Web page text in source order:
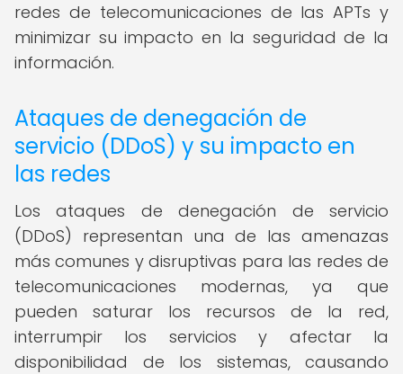
redes de telecomunicaciones de las APTs y
minimizar su impacto en la seguridad de la
información.
Ataques de denegación de
servicio (DDoS) y su impacto en
las redes
Los ataques de denegación de servicio
(DDoS) representan una de las amenazas
más comunes y disruptivas para las redes de
telecomunicaciones modernas, ya que
pueden saturar los recursos de la red,
interrumpir los servicios y afectar la
disponibilidad de los sistemas, causando